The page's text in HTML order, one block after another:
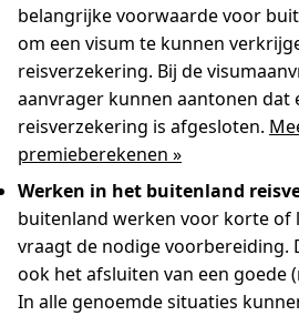
belangrijke voorwaarde voor
om een visum te kunnen
reisverzekering. Bij de
aanvrager kunnen aantonen dat
reisverzekering is afgesloten.
premieberekenen »
Werken in het buitenland
buitenland werken voor korte of
vraagt de nodige
ook het afsluiten van een goede
In alle genoemde situaties